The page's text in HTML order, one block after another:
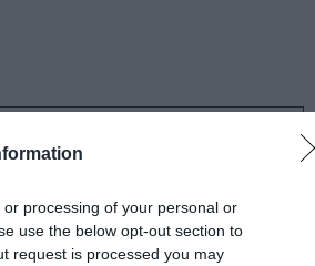
processing of your personal or
use the below opt-out section to
request is processed you may
Κυκλάδων